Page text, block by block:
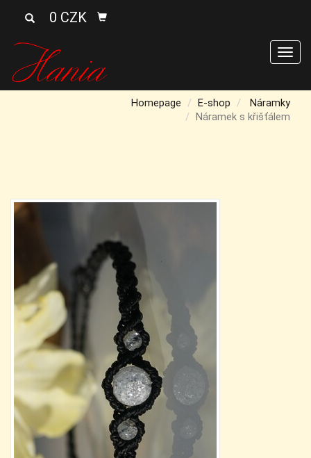
0 CZK
Homepage E-shop
Náramky
Náramek s křišťálem